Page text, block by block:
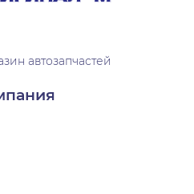
автозапчастей